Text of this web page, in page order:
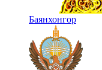
Баянхонгор